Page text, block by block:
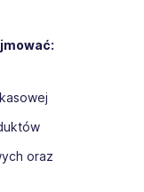
niezależnych
lat naszej
pracowników
dla
pod nr
oraz